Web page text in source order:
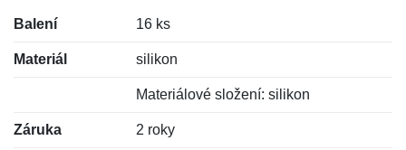
Balení 16 ks
Materiál silikon
Materiálové složení: silikon
Záruka 2 roky